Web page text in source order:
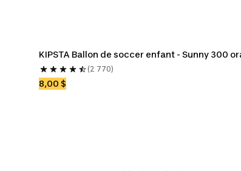
KIPSTA Ballon de soccer enfant - Sunny 300
(2 770)
8,00 $